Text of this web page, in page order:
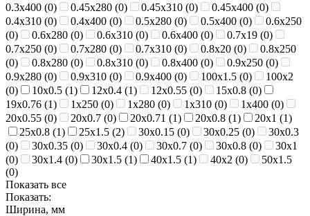
0.3х400 (0) 0.45х280 (0) 0.45х310 (0) 0.45х400 (0)
0.4х310 (0) 0.4х400 (0) 0.5х280 (0) 0.5х400 (0)
0.6х250
(0) 0.6х280 (0) 0.6х310 (0) 0.6х400 (0) 0.7х19 (0)
0.7х250 (0) 0.7х280 (0) 0.7х310 (0) 0.8х20 (0)
0.8х250
(0) 0.8х280 (0) 0.8х310 (0) 0.8х400 (0) 0.9х250 (0)
0.9х280 (0) 0.9х310 (0) 0.9х400 (0) 100х1.5 (0)
100х2
(0) 10х0.5 (1) 12х0.4 (1) 12х0.55 (0) 15х0.8 (0)
19х0.76 (1) 1х250 (0) 1х280 (0) 1х310 (0) 1х400 (0)
20х0.55 (0) 20х0.7 (0) 20х0.71 (1) 20х0.8 (1) 20х1 (1)
25х0.8 (1) 25х1.5 (2) 30х0.15 (0) 30х0.25 (0)
30х0.3
(0) 30х0.35 (0) 30х0.4 (0) 30х0.7 (0) 30х0.8 (0)
30х1
(0) 30х1.4 (0) 30х1.5 (1) 40х1.5 (1) 40х2 (0)
50х1.5
(0)
Показать все
Показать:
Ширина, мм